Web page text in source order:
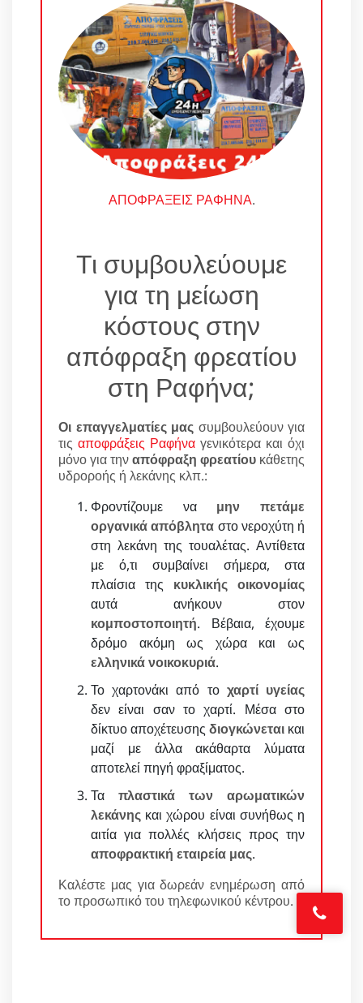
ΑΠΟΦΡΑΞΕΙΣ ΡΑΦΗΝΑ.
Τι συμβουλεύουμε
για τη μείωση
κόστους στην
απόφραξη φρεατίου
στη Ραφήνα;
Οι επαγγελματίες μας συμβουλεύουν για
τις αποφράξεις Ραφήνα γενικότερα και όχι
μόνο για τηναπόφραξη φρεατίου κάθετης
υδροροής ή λεκάνης κλπ.:
Φροντίζουμε να μην πετάμε
οργανικά απόβλητα στο νεροχύτη ή
στη λεκάνη της τουαλέτας. Αντίθετα
με ό,τι συμβαίνει σήμερα, στα
πλαίσια της κυκλικής οικονομίας
αυτά ανήκουν στον
κομποστοποιητή. Βέβαια, έχουμε
δρόμο ακόμη ως χώρα και ως
ελληνικά νοικοκυριά.
Το χαρτονάκι από το χαρτί υγείας
δεν είναι σαν το χαρτί. Μέσα στο
δίκτυο αποχέτευσης διογκώνεται και
μαζί με άλλα ακάθαρτα λύματα
αποτελεί πηγή φραξίματος.
Τα πλαστικά των αρωματικών
λεκάνης και χώρου είναι συνήθως η
αιτία για πολλές κλήσεις προς την
αποφρακτική εταιρεία μας.
Καλέστε μας για δωρεάν ενημέρωση από
το προσωπικό του τηλεφωνικού κέντρου.